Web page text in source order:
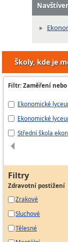
Školy, kde je
Filtr: Zaměření
Ekonomické
Ekonomické
Střední škola
Filtry
Zdravotní postižení
Zrakové
Sluchové
Tělesné